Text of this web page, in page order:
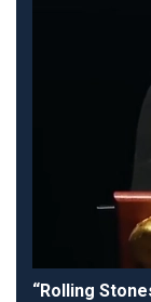
“Rolling